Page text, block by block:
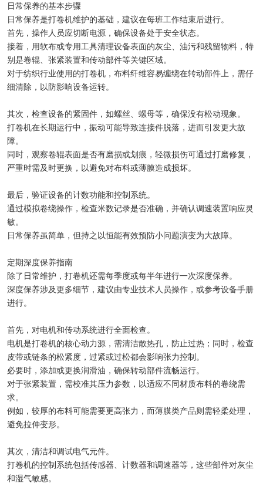
日常保养的基本步骤
日常保养是打卷机维护的基础，建议在每班工作结束后进行。
首先，操作人员应切断电源，确保设备处于安全状态。
接着，用软布或专用工具清理设备表面的灰尘、油污和残留物料，特
别是卷辊、张紧装置和传动部件等关键区域。
对于纺织行业使用的打卷机，布料纤维容易缠绕在转动部件上，需仔
细清除，以防影响设备运转。
其次，检查设备的紧固件，如螺丝、螺母等，确保没有松动现象。
打卷机在长期运行中，振动可能导致连接件脱落，进而引发更大故
障。
同时，观察卷辊表面是否有磨损或划痕，轻微损伤可通过打磨修复，
严重时需及时更换，以避免对布料或薄膜造成损坏。
最后，验证设备的计数功能和控制系统。
通过模拟卷绕操作，检查米数记录是否准确，并确认调速装置响应灵
敏。
日常保养虽简单，但持之以恒能有效预防小问题演变为大故障。
定期深度保养指南
除了日常维护，打卷机还需每季度或每半年进行一次深度保养。
深度保养涉及更多细节，建议由专业技术人员操作，或参考设备手册
进行。
首先，对电机和传动系统进行全面检查。
电机是打卷机的核心动力源，需清洁散热孔，防止过热；同时，检查
皮带或链条的松紧度，过紧或过松都会影响张力控制。
必要时，添加或更换润滑油，确保转动部件流畅运行。
对于张紧装置，需校准其压力参数，以适应不同材质布料的卷绕需
求。
例如，较厚的布料可能需要更高张力，而薄膜类产品则需轻柔处理，
避免拉伸变形。
其次，清洁和调试电气元件。
打卷机的控制系统包括传感器、计数器和调速器等，这些部件对灰尘
和湿气敏感。